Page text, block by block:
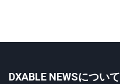
DXABLE NEWSについて